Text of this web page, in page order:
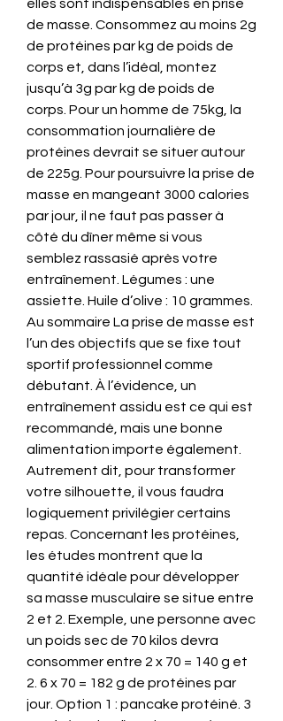
elles sont indispensables en prise
de masse. Consommez au moins 2g
de protéines par kg de poids de
corps et, dans l’idéal, montez
jusqu’à 3g par kg de poids de
corps. Pour un homme de 75kg, la
consommation journalière de
protéines devrait se situer autour
de 225g. Pour poursuivre la prise de
masse en mangeant 3000 calories
par jour, il ne faut pas passer à
côté du dîner même si vous
semblez rassasié après votre
entraînement. Légumes : une
assiette. Huile d’olive : 10 grammes.
Au sommaire La prise de masse est
l’un des objectifs que se fixe tout
sportif professionnel comme
débutant. À l’évidence, un
entraînement assidu est ce qui est
recommandé, mais une bonne
alimentation importe également.
Autrement dit, pour transformer
votre silhouette, il vous faudra
logiquement privilégier certains
repas. Concernant les protéines,
les études montrent que la
quantité idéale pour développer
sa masse musculaire se situe entre
2 et 2. Exemple, une personne avec
un poids sec de 70 kilos devra
consommer entre 2 x 70 = 140 g et
2. 6 x 70 = 182 g de protéines par
jour. Option 1 : pancake protéiné. 3